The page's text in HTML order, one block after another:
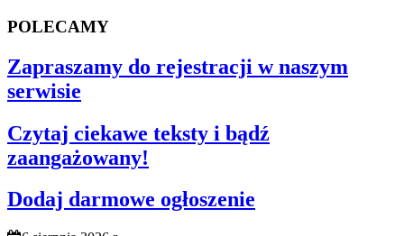
POLECAMY
Zapraszamy do rejestracji w naszym
serwisie
Czytaj ciekawe teksty i bądź
zaangażowany!
Dodaj darmowe ogłoszenie